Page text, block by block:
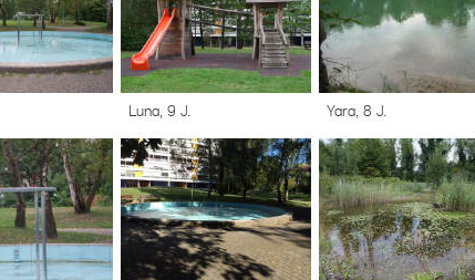
Luna, 9 J. Yara, 8 J.